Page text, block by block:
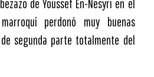
de Youssef En-Nesyri en el
perdonó muy buenas
segunda parte totalmente del